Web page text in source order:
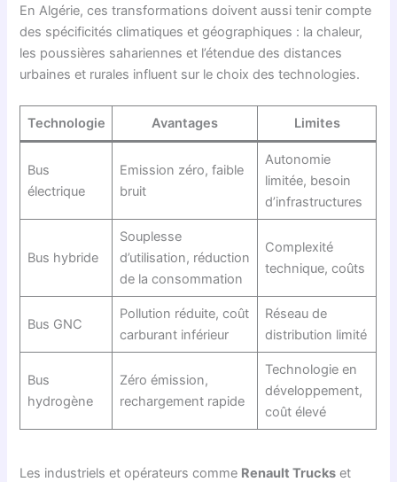
En Algérie, ces transformations doivent aussi tenir compte
des spécificités climatiques et géographiques : la chaleur,
les poussières sahariennes et l’étendue des distances
urbaines et rurales influent sur le choix des technologies.
Technologie Avantages Limites
Bus
électrique
Emission zéro, faible
bruit
Autonomie
limitée, besoin
d’infrastructures
Bus hybride
Souplesse
d’utilisation, réduction
de la consommation
Complexité
technique, coûts
Bus GNC
Pollution réduite, coût
carburant inférieur
Réseau de
distribution limité
Bus
hydrogène
Zéro émission,
rechargement rapide
Technologie en
développement,
coût élevé
Les industriels et opérateurs comme Renault Trucks et